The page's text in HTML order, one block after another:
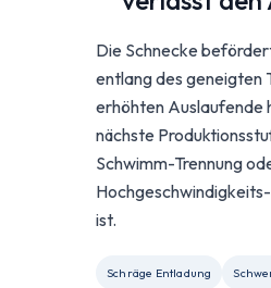
Die Schnecke
entlang des geneigten
erhöhten Auslaufende
nächste
Schwimm-Trennung
ist.
Schräge Entladung